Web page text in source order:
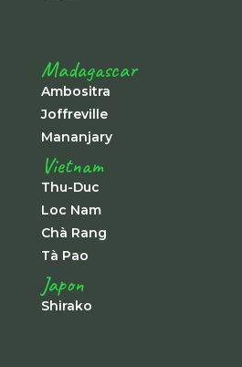
Madagascar
Ambositra
Joffreville
Mananjary
Vietnam
Thu-Duc
Loc Nam
Chà Rang
Tà Pao
Japon
Shirako